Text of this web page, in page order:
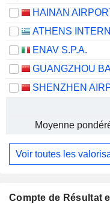
ENAV S.P.A.
Moyenne
Voir toutes les
Compte de Résultat